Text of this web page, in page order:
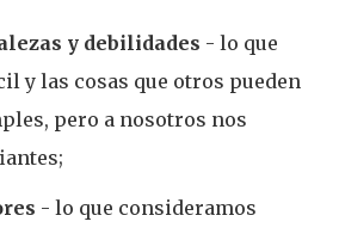
y debilidades - lo que
y las cosas que otros pueden
pero a nosotros nos
- lo que consideramos